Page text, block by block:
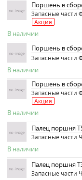
Поршень в
Запасные части
Акция
В наличии
Поршень в
Запасные части
В наличии
Поршень в
Запасные части
Акция
В наличии
Палец поршня
Запасные
В наличии
Палец поршня
Запасные